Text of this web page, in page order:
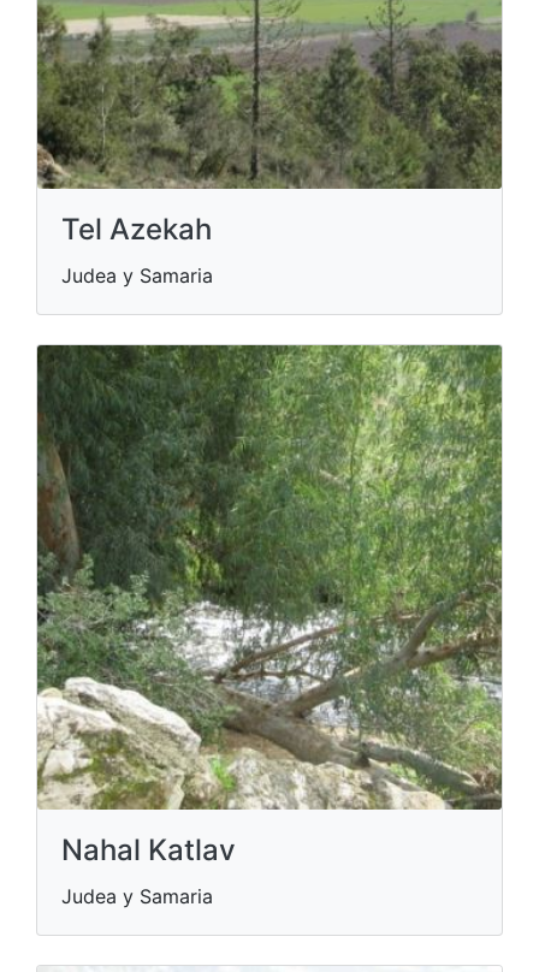
Tel Azekah
Judea y Samaria
Nahal Katlav
Judea y Samaria